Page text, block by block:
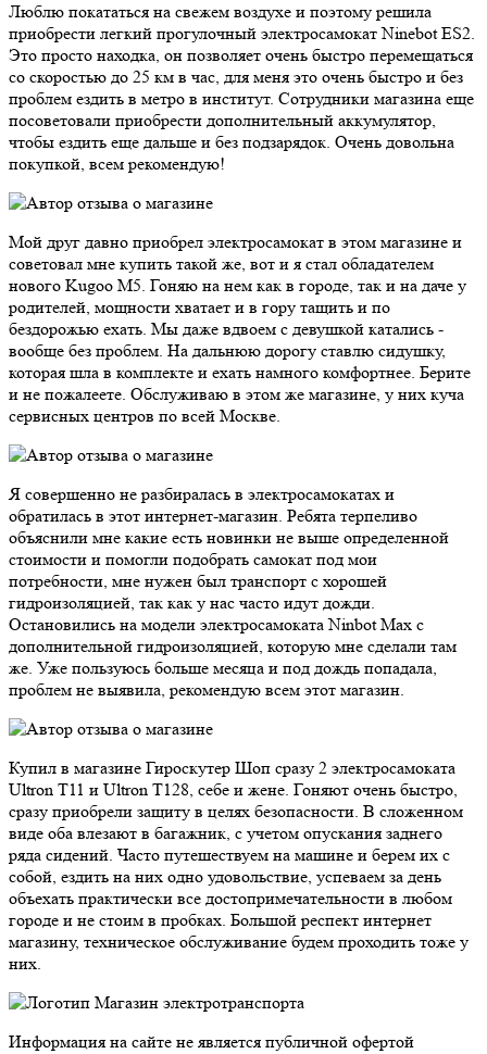
Люблю покататься на свежем воздухе и поэтому решила
приобрести легкий прогулочный электросамокат Ninebot ES2.
Это просто находка, он позволяет очень быстро перемещаться
со скоростью до 25 км в час, для меня это очень быстро и без
проблем ездить в метро в институт. Сотрудники магазина еще
посоветовали приобрести дополнительный аккумулятор,
чтобы ездить еще дальше и без подзарядок. Очень довольна
покупкой, всем рекомендую!
Мой друг давно приобрел электросамокат в этом магазине и
советовал мне купить такой же, вот и я стал обладателем
нового Kugoo M5. Гоняю на нем как в городе, так и на даче у
родителей, мощности хватает и в гору тащить и по
бездорожью ехать. Мы даже вдвоем с девушкой катались -
вообще без проблем. На дальнюю дорогу ставлю сидушку,
которая шла в комплекте и ехать намного комфортнее. Берите
и не пожалеете. Обслуживаю в этом же магазине, у них куча
сервисных центров по всей Москве.
Я совершенно не разбиралась в электросамокатах и
обратилась в этот интернет-магазин. Ребята терпеливо
объяснили мне какие есть новинки не выше определенной
стоимости и помогли подобрать самокат под мои
потребности, мне нужен был транспорт с хорошей
гидроизоляцией, так как у нас часто идут дожди.
Остановились на модели электросамоката Ninbot Max с
дополнительной гидроизоляцией, которую мне сделали там
же. Уже пользуюсь больше месяца и под дождь попадала,
проблем не выявила, рекомендую всем этот магазин.
Купил в магазине Гироскутер Шоп сразу 2 электросамоката
Ultron T11 и Ultron T128, себе и жене. Гоняют очень быстро,
сразу приобрели защиту в целях безопасности. В сложенном
виде оба влезают в багажник, с учетом опускания заднего
ряда сидений. Часто путешествуем на машине и берем их с
собой, ездить на них одно удовольствие, успеваем за день
объехать практически все достопримечательности в любом
городе и не стоим в пробках. Большой респект интернет
магазину, техническое обслуживание будем проходить тоже у
них.
Магазин электротранспорта
Информация на сайте не является публичной офертой